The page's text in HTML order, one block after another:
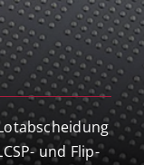
und Flip-